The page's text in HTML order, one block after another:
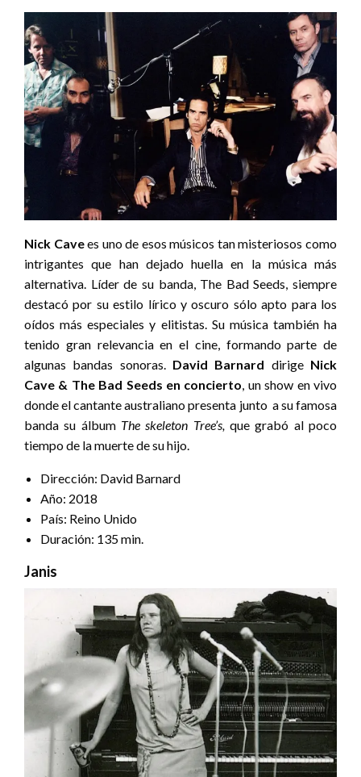
Nick Cavees uno de esos músicos tan misteriosos como
intrigantes que han dejado huella en la música más
alternativa. Líder de su banda, The Bad Seeds, siempre
destacó por su estilo lírico y oscuro sólo apto para los
oídos más especiales y elitistas. Su música también ha
tenido gran relevancia en el cine, formando parte de
algunas bandas sonoras. David Barnard dirige Nick
Cave & The Bad Seeds en concierto, un show en vivo
donde el cantante australiano presenta junto a su famosa
banda su álbum The skeleton Tree’s, que grabó al poco
tiempo de la muerte de su hijo.
Dirección: David Barnard
Año: 2018
País: Reino Unido
Duración: 135 min.
Janis